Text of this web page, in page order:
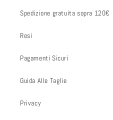
Spedizione gratuita sopra 120€
Resi
Pagamenti Sicuri
Guida Alle Taglie
Privacy